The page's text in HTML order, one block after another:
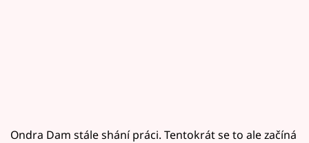
Ondra Dam stále shání práci. Tentokrát se to ale začíná